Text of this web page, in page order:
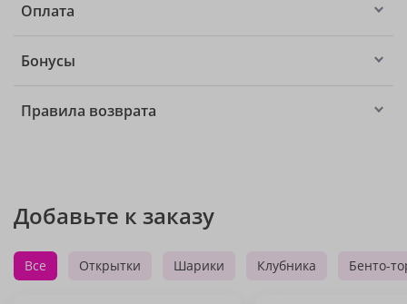
Оплата
Бонусы
Правила возврата
Добавьте к заказу
Все Открытки Шарики Клубника Бенто-